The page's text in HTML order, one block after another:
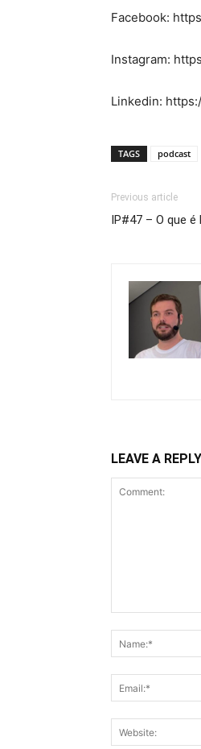
Facebook:
Instagram:
Linkedin:
TAGS podcast
Previous article
IP#47 – O que é
LEAVE A REPLY